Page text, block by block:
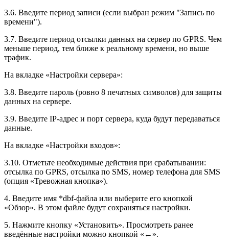
3.6. Введите период записи (если выбран режим "Запись по
времени").
3.7. Введите период отсылки данных на сервер по GPRS. Чем
меньше период, тем ближе к реальному времени, но выше
трафик.
На вкладке «Настройки сервера»:
3.8. Введите пароль (ровно 8 печатных символов) для защиты
данных на сервере.
3.9. Введите IP-адрес и порт сервера, куда будут передаваться
данные.
На вкладке «Настройки входов»:
3.10. Отметьте необходимые действия при срабатывании:
отсылка по GPRS, отсылка по SMS, номер телефона для SMS
(опция «Тревожная кнопка»).
4. Введите имя *dbf-файла или выберите его кнопкой
«Обзор». В этом файле будут сохраняться настройки.
5. Нажмите кнопку «Установить». Просмотреть ранее
введённые настройки можно кнопкой «←».